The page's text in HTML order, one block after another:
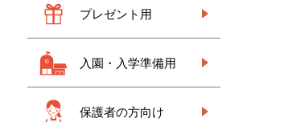
プレゼント用
入園・入学準備用
保護者の方向け